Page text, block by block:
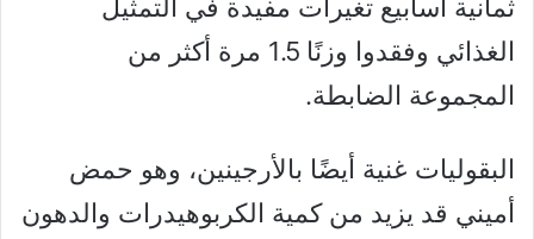
ثمانية أسابيع تغيرات مفيدة في التمثيل
الغذائي وفقدوا وزنًا 1.5 مرة أكثر من
المجموعة الضابطة.
البقوليات غنية أيضًا بالأرجينين، وهو حمض
أميني قد يزيد من كمية الكربوهيدرات والدهون